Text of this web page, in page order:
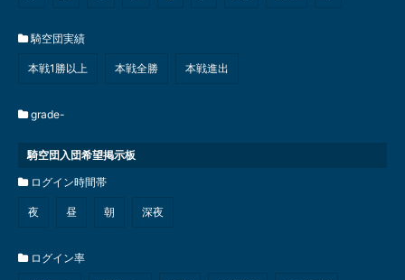
騎空団実績
本戦1勝以上 本戦全勝 本戦進出
grade-
騎空団入団希望掲示板
ログイン時間帯
夜 昼 朝 深夜
ログイン率